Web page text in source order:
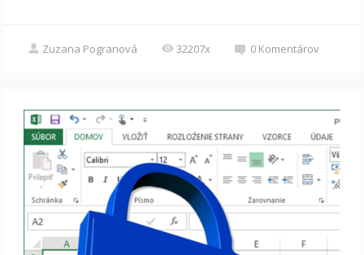
Zuzana Pogranová 32207x 0 Komentárov